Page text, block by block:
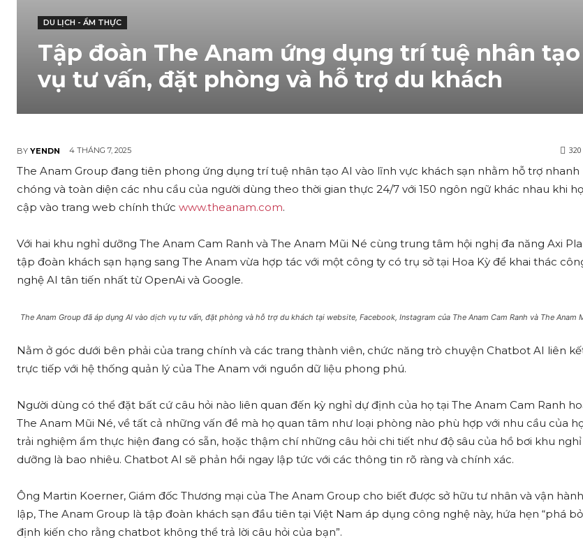
DU LỊCH - ẨM THỰC
Tập đoàn The Anam ứng dụng trí tuệ nhân
vụ tư vấn, đặt phòng và hỗ trợ du khách
BY YENDN 4 THÁNG 7, 2025 320
The Anam Group đang tiên phong ứng dụng trí tuệ nhân tạo AI vào lĩnh vực khách sạn nhằm hỗ trợ nhanh
chóng và toàn diện các nhu cầu của người dùng theo thời gian thực 24/7 với 150 ngôn ngữ khác nhau khi
cập vào trang web chính thức www.theanam.com.
Với hai khu nghỉ dưỡng The Anam Cam Ranh và The Anam Mũi Né cùng trung tâm hội nghị đa năng Axi
tập đoàn khách sạn hạng sang The Anam vừa hợp tác với một công ty có trụ sở tại Hoa Kỳ để khai thác
nghệ AI tân tiến nhất từ ​​OpenAi và Google.
The Anam Group đã áp dụng AI vào dịch vụ tư vấn, đặt phòng và hỗ trợ du khách tại website, Facebook, Instagram của The Anam Cam Ranh và The Anam
Nằm ở góc dưới bên phải của trang chính và các trang thành viên, chức năng trò chuyện Chatbot AI liên
trực tiếp với hệ thống quản lý của The Anam với nguồn dữ liệu phong phú.
Người dùng có thể đặt bất cứ câu hỏi nào liên quan đến kỳ nghỉ dự định của họ tại The Anam Cam Ranh
The Anam Mũi Né, về tất cả những vấn đề mà họ quan tâm như loại phòng nào phù hợp với nhu cầu của
trải nghiệm ẩm thực hiện đang có sẵn, hoặc thậm chí những câu hỏi chi tiết như độ sâu của hồ bơi khu nghỉ
dưỡng là bao nhiêu. Chatbot AI sẽ phản hồi ngay lập tức với các thông tin rõ ràng và chính xác.
Ông Martin Koerner, Giám đốc Thương mại của The Anam Group cho biết được sở hữu tư nhân và vận
lập, The Anam Group là tập đoàn khách sạn đầu tiên tại Việt Nam áp dụng công nghệ này, hứa hẹn “phá bỏ
định kiến ​​cho rằng chatbot không thể trả lời câu hỏi của bạn”.